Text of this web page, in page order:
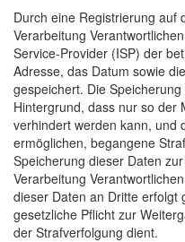
Durch eine Registrierung auf
Verarbeitung
Service-Provider (ISP) der
Adresse, das Datum sowie
gespeichert. Die
Hintergrund, dass nur so der
verhindert werden kann, und
ermöglichen, begangene
Speicherung dieser Daten
Verarbeitung
dieser Daten an Dritte erfolgt
gesetzliche Pflicht zur
der Strafverfolgung dient.